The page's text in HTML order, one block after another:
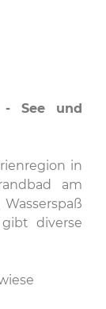
- See und
in
am
diverse